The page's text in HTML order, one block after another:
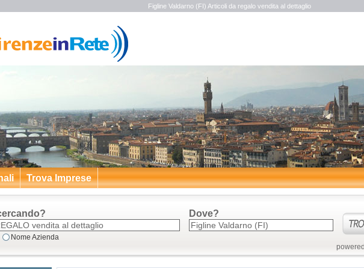
Figline Valdarno (FI) Articoli da regalo vendita al dettaglio
Trova Imprese
Nome Azienda
Dove?